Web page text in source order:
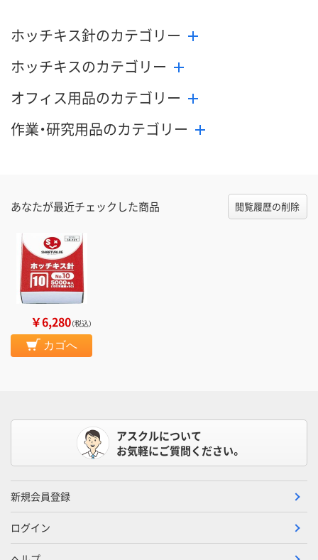
ホッチキス針のカテゴリー
ホッチキスのカテゴリー
オフィス用品のカテゴリー
作業・研究用品のカテゴリー
あなたが最近チェックした商品 閲覧履歴の削除
￥6,280（税込）
カゴへ
アスクルについて
お気軽にご質問ください。
新規会員登録
ログイン